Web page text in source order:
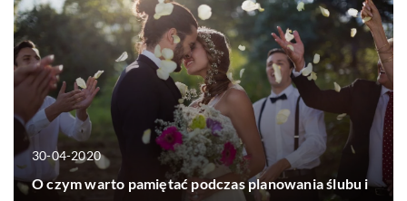
30-04-2020
O czym warto pamiętać podczas planowania ślubu i